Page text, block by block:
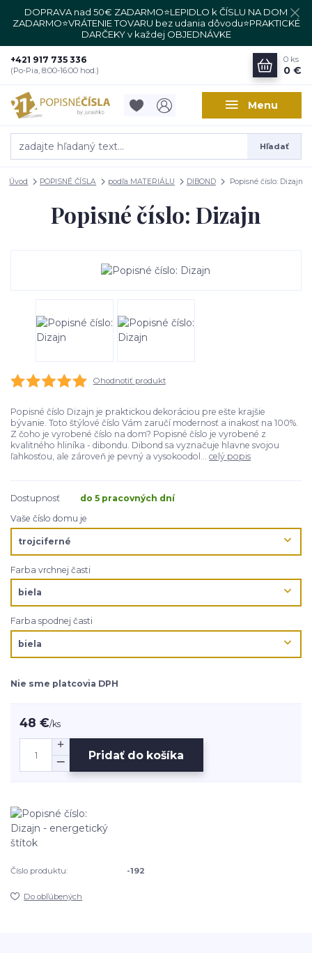
DOPRAVA nad 50€ ZADARMO⭐LEPIDLO k ČÍSLU NA DOM
ZADARMO⭐VRÁTENIE TOVARU bez udania dôvodu⭐PRAKTICKÉ
DARČEKY v každej OBJEDNÁVKE
Menu
Hľadať
+421 917 735 336
(Po-Pia, 8:00-16:00 hod.)
0 ks
0 €
Úvod POPISNÉ ČÍSLA podľa MATERIÁLU DIBOND Popisné číslo: Dizajn
Popisné číslo: Dizajn
Ohodnotiť produkt
Popisné číslo Dizajn je praktickou dekoráciou pre ešte krajšie
bývanie. Toto štýlové číslo Vám zaručí modernosť a inakosť na 100%.
Z čoho je vyrobené číslo na dom? Popisné číslo je vyrobené z
kvalitného hliníka - dibondu. Dibond sa vyznačuje hlavne svojou
ľahkosťou, ale zároveň je pevný a vysokoodol... celý popis
Dostupnosť
do 5 pracovných dní
Vaše číslo domu je
Farba vrchnej časti
Farba spodnej časti
Nie sme platcovia DPH
48 €/ks
Pridať do košíka
Číslo produktu: -192
Do obľúbených